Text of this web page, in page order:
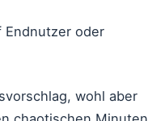
Endnutzer oder
wohl aber